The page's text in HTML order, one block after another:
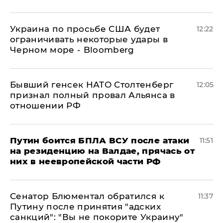
Украина по просьбе США будет
ограничивать некоторые удары в
Черном море - Bloomberg
12:22
Бывший генсек НАТО Столтенберг
признал полный провал Альянса в
отношении РФ
12:05
Путин боится БПЛА ВСУ после атаки
на резиденцию на Валдае, прячась от
них в неевропейской части РФ
11:51
Сенатор Блюментал обратился к
Путину после принятия "адских
санкций": "Вы не покорите Украину"
11:37